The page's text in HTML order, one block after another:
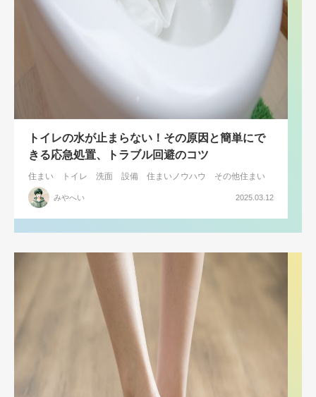
トイレの水が止まらない！その原因と簡単にで
きる応急処置、トラブル回避のコツ
住まい トイレ 洗面 設備 住まいノウハウ その他住まい
みやへい 2025.03.12